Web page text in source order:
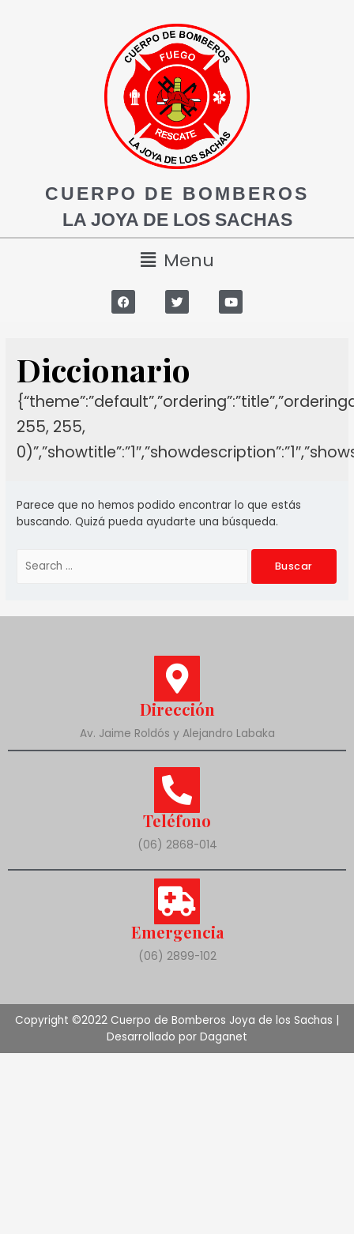
CUERPO DE BOMBEROS
LA JOYA DE LOS SACHAS
Menu
Diccionario
255, 255,
Parece que no hemos podido encontrar lo que estás
buscando. Quizá pueda ayudarte una búsqueda.
Dirección
Av. Jaime Roldós y Alejandro Labaka
Teléfono
(06) 2868-014
Emergencia
(06) 2899-102
Copyright ©2022 Cuerpo de Bomberos Joya de los Sachas |
Desarrollado por Daganet